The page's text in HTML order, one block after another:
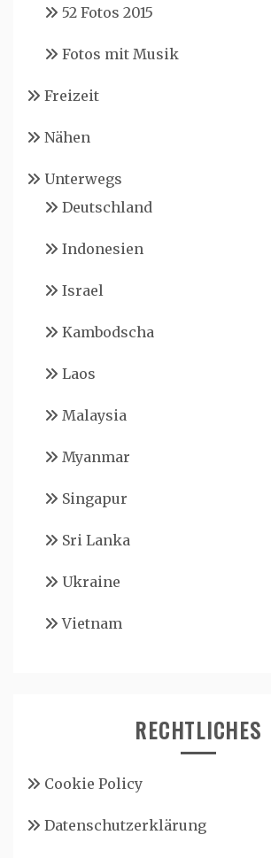
52 Fotos 2015
Fotos mit Musik
Freizeit
Nähen
Unterwegs
Deutschland
Indonesien
Israel
Kambodscha
Laos
Malaysia
Myanmar
Singapur
Sri Lanka
Ukraine
Vietnam
RECHTLICHES
Cookie Policy
Datenschutzerklärung